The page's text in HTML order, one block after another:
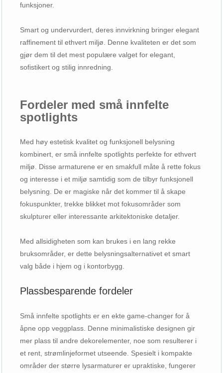
funksjoner.
Smart og undervurdert, deres innvirkning bringer elegant
raffinement til ethvert miljø. Denne kvaliteten er det som
gjør dem til det mest populære valget for elegant,
sofistikert og stilig innredning.
Fordeler med små innfelte
spotlights
Med høy estetisk kvalitet og funksjonell belysning
kombinert, er små innfelte spotlights perfekte for ethvert
miljø. Disse armaturene er en smakfull måte å rette fokus
og interesse i et miljø samtidig som de tilbyr funksjonell
belysning. De er magiske når det kommer til å skape
fokuspunkter, trekke blikket mot fokusområder som
skulpturer eller interessante arkitektoniske detaljer.
Med allsidigheten som kan brukes i en lang rekke
bruksområder, er dette belysningsalternativet et smart
valg både i hjem og i kontorbygg.
Plassbesparende fordeler
Små innfelte spotlights er en ekte game-changer for å
åpne opp veggplass. Denne minimalistiske designen gir
mer plass til andre dekorelementer, noe som resulterer i
et rent, strømlinjeformet utseende. Spesielt i kompakte
områder der større lysarmaturer er upraktiske, fungerer